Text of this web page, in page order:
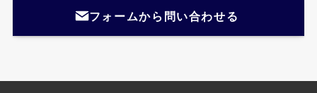
フォームから問い合わせる